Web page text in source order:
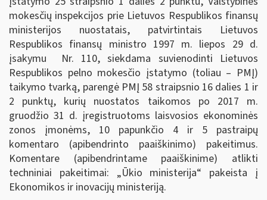
mokesčių inspekcijos prie Lietuvos Respublikos finansų
ministerijos nuostatais, patvirtintais Lietuvos
Respublikos finansų ministro 1997 m. liepos 29 d.
įsakymu Nr. 110, siekdama suvienodinti Lietuvos
Respublikos pelno mokesčio įstatymo (toliau – PMĮ)
taikymo tvarką, parengė PMĮ 58 straipsnio 16 dalies 1 ir
2 punktų, kurių nuostatos taikomos po 2017 m.
gruodžio 31 d. įregistruotoms laisvosios ekonominės
zonos įmonėms, 10 papunkčio 4 ir 5 pastraipų
komentaro (apibendrinto paaiškinimo) pakeitimus.
Komentare (apibendrintame paaiškinime) atlikti
techniniai pakeitimai: „Ūkio ministerija“ pakeista į
Ekonomikos ir inovacijų ministeriją.